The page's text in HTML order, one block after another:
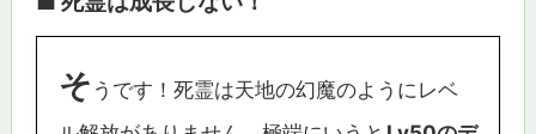
そ うです！死霊は天地の幻魔のようにレベ